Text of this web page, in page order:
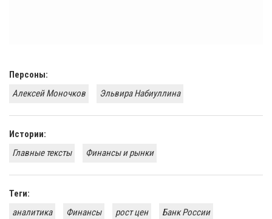
Персоны:
Алексей Моночков
Эльвира Набиуллина
Истории:
Главные тексты
​Финансы и рынки
Теги:
аналитика
Финансы рост цен
Банк России